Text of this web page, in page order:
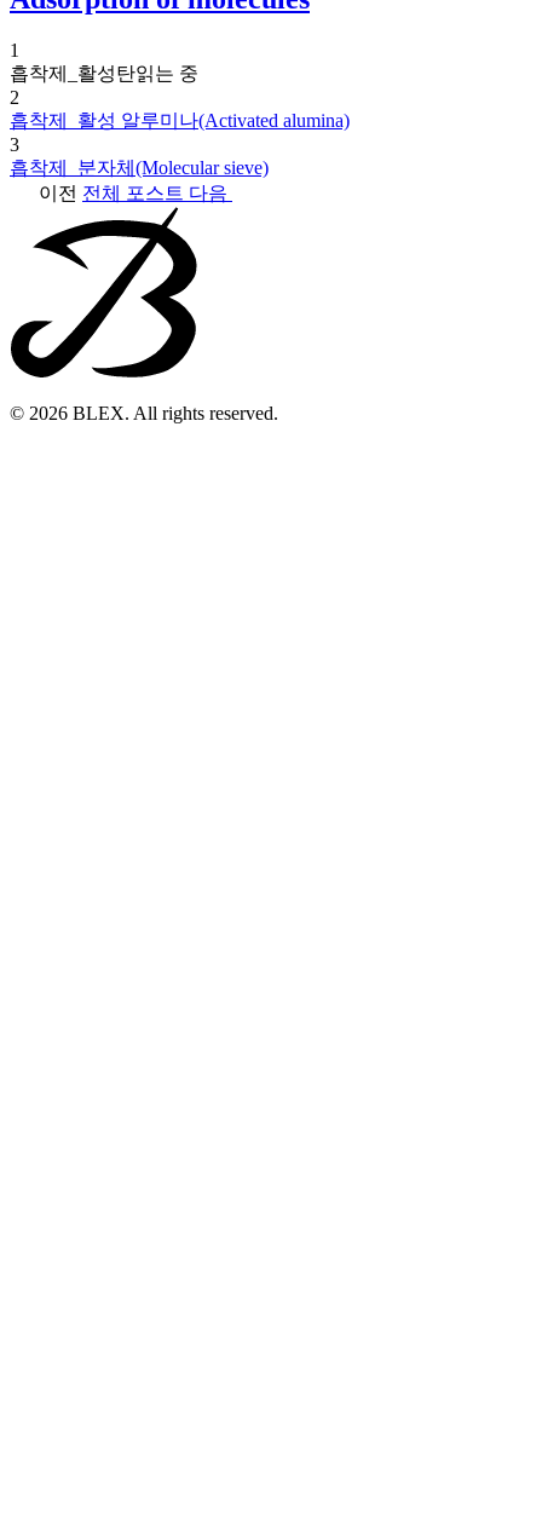
1
흡착제_활성탄읽는 중
2
흡착제_활성 알루미나(Activated alumina)
3
흡착제_분자체(Molecular sieve)
이전 전체 포스트 다음
© 2026 BLEX. All rights reserved.